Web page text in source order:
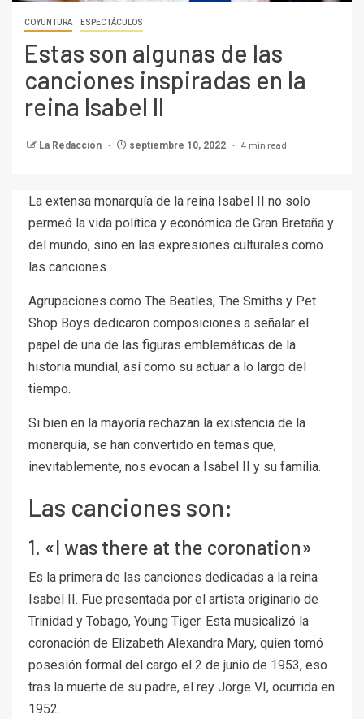
COYUNTURA ESPECTÁCULOS
Estas son algunas de las
canciones inspiradas en la
reina Isabel II
La Redacción septiembre 10, 2022 4 min read
La extensa monarquía de la reina Isabel II no solo
permeó la vida política y económica de Gran Bretaña y
del mundo, sino en las expresiones culturales como
las canciones.
Agrupaciones como The Beatles, The Smiths y Pet
Shop Boys dedicaron composiciones a señalar el
papel de una de las figuras emblemáticas de la
historia mundial, así como su actuar a lo largo del
tiempo.
Si bien en la mayoría rechazan la existencia de la
monarquía, se han convertido en temas que,
inevitablemente, nos evocan a Isabel II y su familia.
Las canciones son:
1. «I was there at the coronation»
Es la primera de las canciones dedicadas a la reina
Isabel II. Fue presentada por el artista originario de
Trinidad y Tobago, Young Tiger. Esta musicalizó la
coronación de Elizabeth Alexandra Mary, quien tomó
posesión formal del cargo el 2 de junio de 1953, eso
tras la muerte de su padre, el rey Jorge VI, ocurrida en
1952.